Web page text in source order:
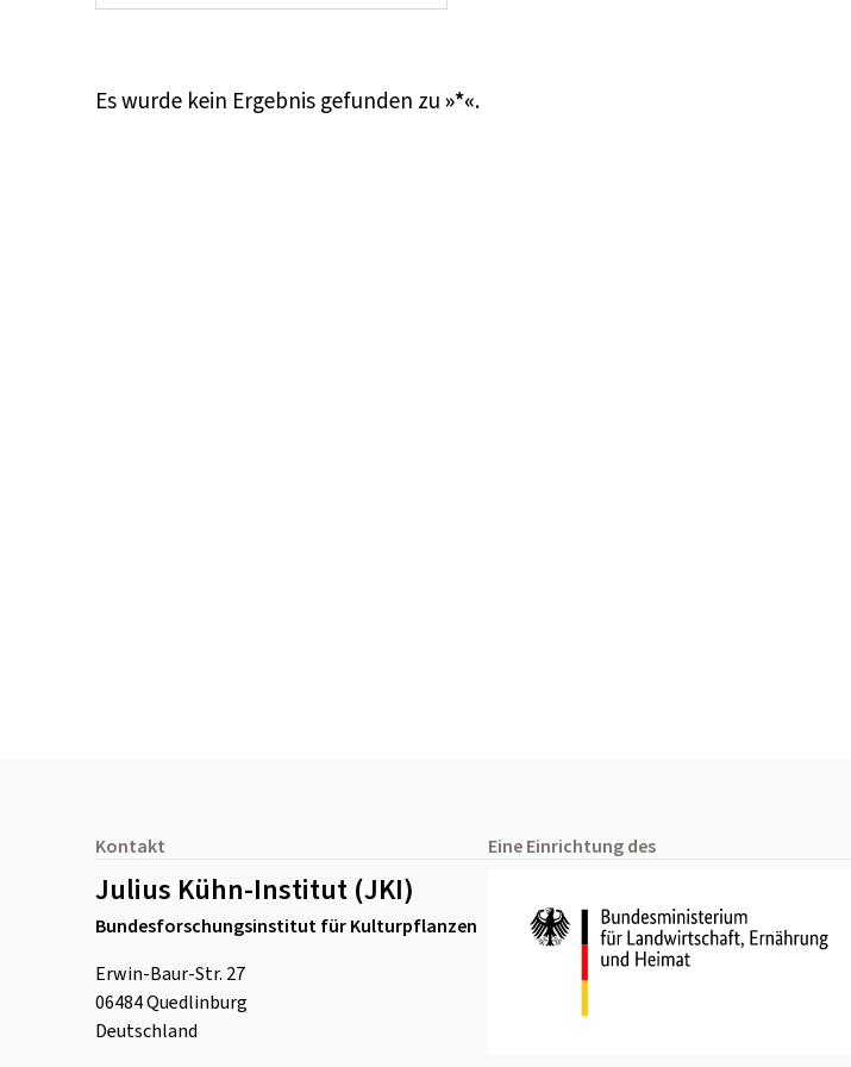
Es wurde kein Ergebnis gefunden zu»*«.
Kontakt
Julius Kühn-Institut (JKI)
Bundesforschungsinstitut für Kulturpflanzen
Erwin-Baur-Str. 27
06484Quedlinburg
Deutschland
Eine Einrichtung des